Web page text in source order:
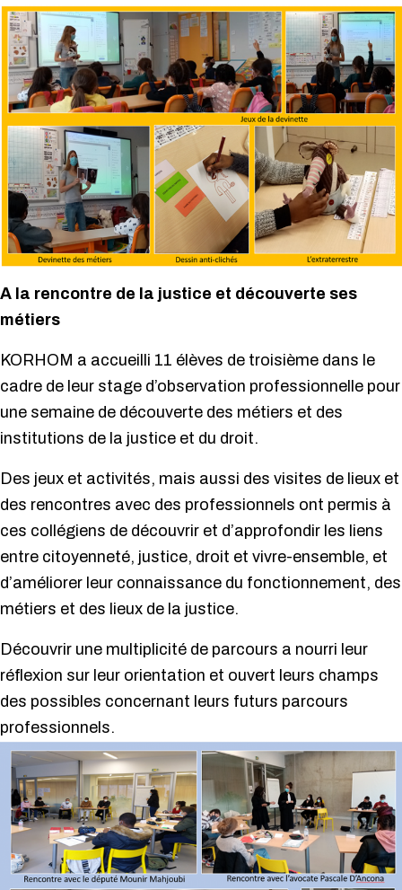
A la rencontre de la justice et découverte ses
métiers
KORHOM a accueilli 11 élèves de troisième dans le
cadre de leur stage d’observation professionnelle pour
une semaine de découverte des métiers et des
institutions de la justice et du droit.
Des jeux et activités, mais aussi des visites de lieux et
des rencontres avec des professionnels ont permis à
ces collégiens de découvrir et d’approfondir les liens
entre citoyenneté, justice, droit et vivre-ensemble, et
d’améliorer leur connaissance du fonctionnement, des
métiers et des lieux de la justice.
Découvrir une multiplicité de parcours a nourri leur
réflexion sur leur orientation et ouvert leurs champs
des possibles concernant leurs futurs parcours
professionnels.